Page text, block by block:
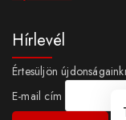
Hírlevél
Értesüljön
E-mail cím